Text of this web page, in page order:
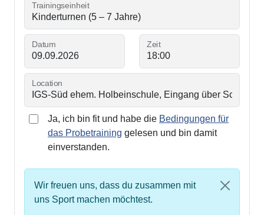
Trainingseinheit
Datum Zeit
Location
Ja, ich bin fit und habe die Bedingungen für
das Probetraining gelesen und bin damit
einverstanden.
Wir freuen uns, dass du zusammen mit
uns Sport machen möchtest.